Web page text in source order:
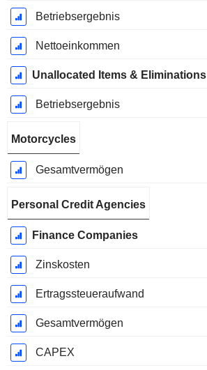
Betriebsergebnis
Nettoeinkommen
Unallocated Items & Eliminations
Betriebsergebnis
Motorcycles
Gesamtvermögen
Personal Credit Agencies
Finance Companies
Zinskosten
Ertragssteueraufwand
Gesamtvermögen
CAPEX